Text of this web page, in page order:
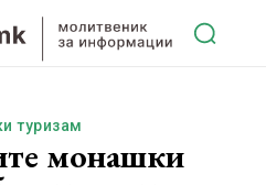
туризам
монашки